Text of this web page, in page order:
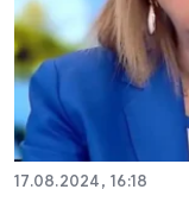
17.08.2024, 16:18